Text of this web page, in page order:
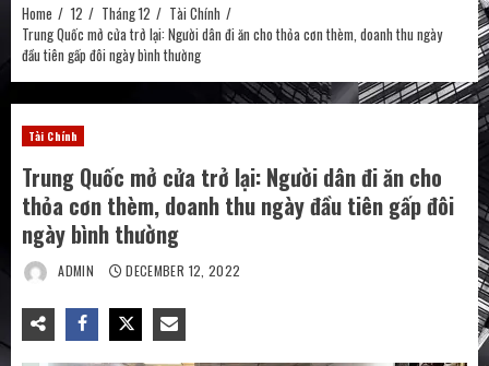
Home 12 Tháng 12
Tài Chính
Trung Quốc mở cửa trở lại: Người dân đi ăn cho thỏa cơn thèm, doanh thu ngày
đầu tiên gấp đôi ngày bình thường
Tài Chính
Trung Quốc mở cửa trở lại: Người dân đi ăn cho
thỏa cơn thèm, doanh thu ngày đầu tiên gấp đôi
ngày bình thường
ADMIN DECEMBER 12, 2022